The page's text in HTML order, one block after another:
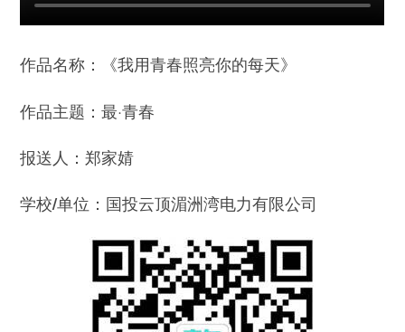
作品名称： 《我用青春照亮你的每天》
作品主题：最·青春
报送人：郑家婧
学校/单位： 国投云顶湄洲湾电力有限公司